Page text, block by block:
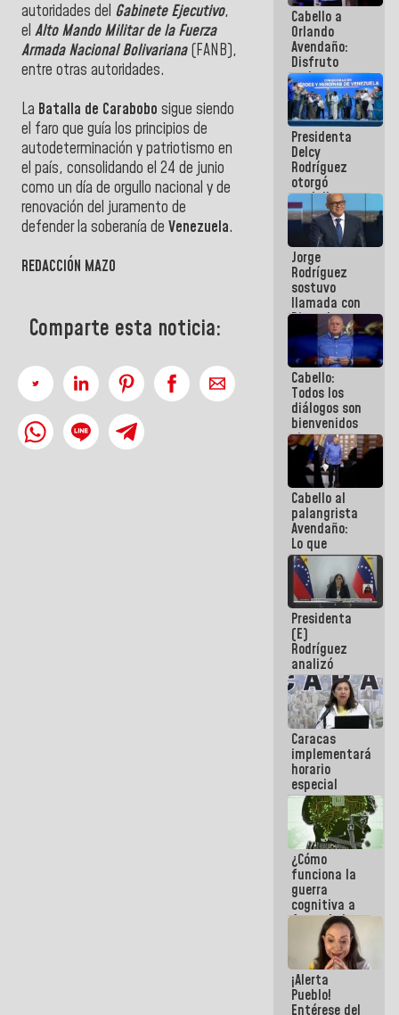
autoridades del Gabinete Ejecutivo,
el Alto Mando Militar de la Fuerza
Armada Nacional Bolivariana(FANB),
entre otras autoridades.
La Batalla de Carabobo sigue siendo
el faro que guía los principios de
autodeterminación y patriotismo en
el país, consolidando el 24 de junio
como un día de orgullo nacional y de
renovación del juramento de
defender la soberanía de Venezuela.
REDACCIÓN MAZO
Comparte esta noticia:
Cabello a
Orlando
Avendaño:
Disfruto
cada vez
que escribes
porque lo
que haces
es
embarrarla
Presidenta
Delcy
Rodríguez
otorgó
medalla
"Héroe de
Venezuela"
a servidores
públicos
Jorge
Rodríguez
sostuvo
llamada con
Dinorah
Figuera y
acuerdan
primer
encuentro
presencial
para el
diálogo
Cabello:
Todos los
diálogos son
bienvenidos
siempre que
estén en el
marco de la
Constitución
de la
República
Cabello al
palangrista
Avendaño:
Lo que
vayas a
escribir
hazlo hoy
por que no
sabemos si
la semana
que viene
hay
programa
Presidenta
(E)
Rodríguez
analizó
junto a
gobernadores
planes de
recuperación
del Sistema
Eléctrico
Nacional
Caracas
implementará
horario
especial
para
adaptarse
al plan de
ahorro
energético
¿Cómo
funciona la
guerra
cognitiva a
favor de la
narrativa
hegemónica?
(1)
¡Alerta
Pueblo!
Entérese del